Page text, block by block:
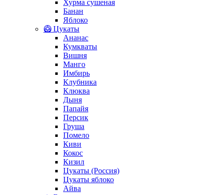
Хурма сушеная
Банан
Яблоко
🥝 Цукаты
Ананас
Кумкваты
Вишня
Манго
Имбирь
Клубника
Клюква
Дыня
Папайя
Персик
Груша
Помело
Киви
Кокос
Кизил
Цукаты (Россия)
Цукаты яблоко
Айва